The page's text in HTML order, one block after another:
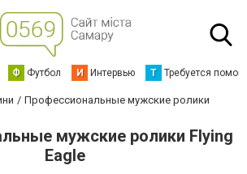
Ф Футбол И Интервью Т Требуется
Профессиональные мужские ролики
мужские ролики Flying
Eagle